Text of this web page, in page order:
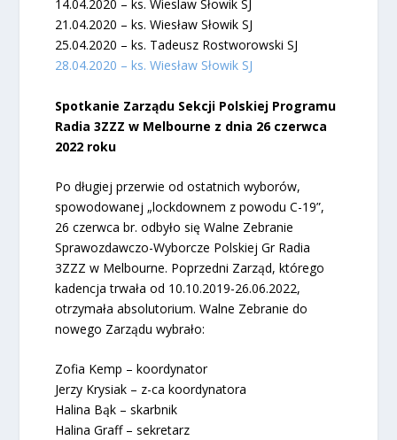
14.04.2020 – ks. Wieslaw Słowik SJ
21.04.2020 – ks. Wiesław Słowik SJ
25.04.2020 – ks. Tadeusz Rostworowski SJ
28.04.2020 – ks. Wiesław Słowik SJ
Spotkanie Zarządu Sekcji Polskiej Programu
Radia 3ZZZ w Melbourne z dnia 26 czerwca
2022 roku
Po długiej przerwie od ostatnich wyborów,
spowodowanej „lockdownem z powodu C-19”,
26 czerwca br. odbyło się Walne Zebranie
Sprawozdawczo-Wyborcze Polskiej Gr Radia
3ZZZ w Melbourne. Poprzedni Zarząd, którego
kadencja trwała od 10.10.2019-26.06.2022,
otrzymała absolutorium. Walne Zebranie do
nowego Zarządu wybrało:
Zofia Kemp – koordynator
Jerzy Krysiak – z-ca koordynatora
Halina Bąk – skarbnik
Halina Graff – sekretarz